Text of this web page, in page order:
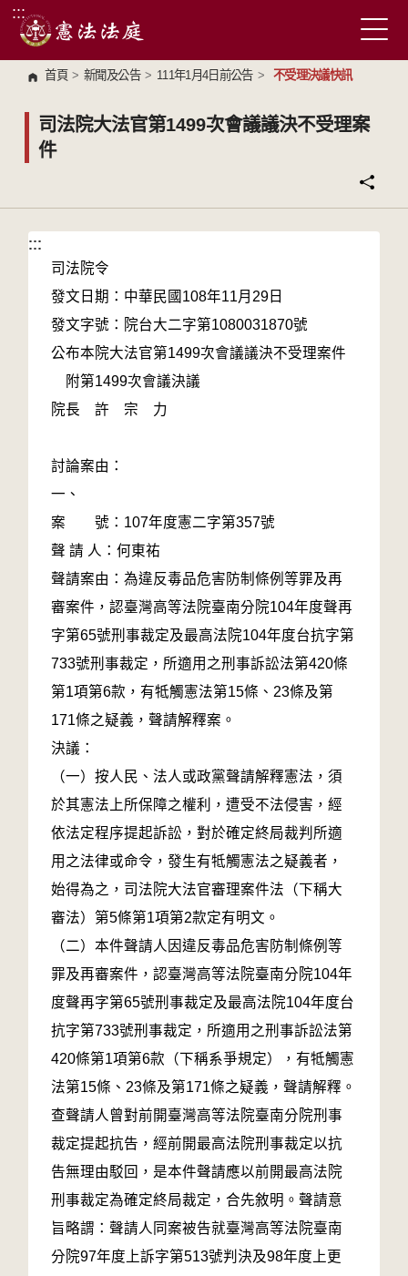
跳到主要內容區塊
:::
首頁 > 新聞及公告 > 111年1月4日前公告 > 不受理決議快訊
司法院大法官第1499次會議議決不受理案
件
:::
:::
司法院令
發文日期：中華民國108年11月29日
發文字號：院台大二字第1080031870號
公布本院大法官第1499次會議議決不受理案件
附第1499次會議決議
院長 許 宗 力
討論案由：
一、
案 號：107年度憲二字第357號
聲 請 人：何東祐
聲請案由：為違反毒品危害防制條例等罪及再
審案件，認臺灣高等法院臺南分院104年度聲再
字第65號刑事裁定及最高法院104年度台抗字第
733號刑事裁定，所適用之刑事訴訟法第420條
第1項第6款，有牴觸憲法第15條、23條及第
171條之疑義，聲請解釋案。
決議：
（一）按人民、法人或政黨聲請解釋憲法，須
於其憲法上所保障之權利，遭受不法侵害，經
依法定程序提起訴訟，對於確定終局裁判所適
用之法律或命令，發生有牴觸憲法之疑義者，
始得為之，司法院大法官審理案件法（下稱大
審法）第5條第1項第2款定有明文。
（二）本件聲請人因違反毒品危害防制條例等
罪及再審案件，認臺灣高等法院臺南分院104年
度聲再字第65號刑事裁定及最高法院104年度台
抗字第733號刑事裁定，所適用之刑事訴訟法第
420條第1項第6款（下稱系爭規定），有牴觸憲
法第15條、23條及第171條之疑義，聲請解釋。
查聲請人曾對前開臺灣高等法院臺南分院刑事
裁定提起抗告，經前開最高法院刑事裁定以抗
告無理由駁回，是本件聲請應以前開最高法院
刑事裁定為確定終局裁定，合先敘明。聲請意
旨略謂：聲請人同案被告就臺灣高等法院臺南
分院97年度上訴字第513號判決及98年度上更